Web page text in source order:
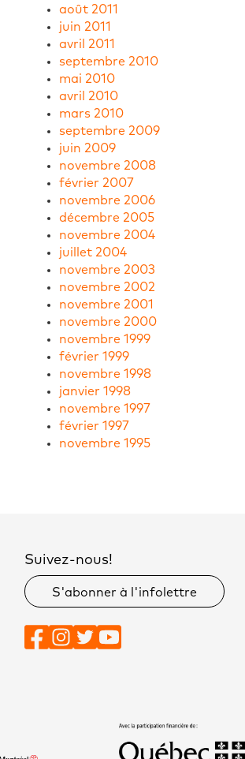
août 2011
juin 2011
avril 2011
septembre 2010
mai 2010
avril 2010
mars 2010
septembre 2009
juin 2009
novembre 2008
février 2007
novembre 2006
décembre 2005
novembre 2004
juillet 2004
novembre 2003
novembre 2002
novembre 2001
novembre 2000
novembre 1999
février 1999
novembre 1998
janvier 1998
novembre 1997
février 1997
novembre 1995
Suivez-nous!
S'abonner à l'infolettre